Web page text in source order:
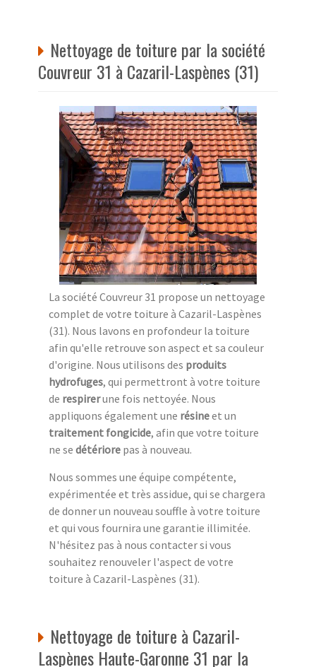
Nettoyage de toiture par la société
Couvreur 31 à Cazaril-Laspènes (31)
La société Couvreur 31 propose un nettoyage
complet de votre toiture à Cazaril-Laspènes
(31). Nous lavons en profondeur la toiture
afin qu'elle retrouve son aspect et sa couleur
d'origine. Nous utilisons des produits
hydrofuges, qui permettront à votre toiture
de respirerune fois nettoyée. Nous
appliquons également une résineet un
traitement fongicide, afin que votre toiture
ne se détériore pas à nouveau.
Nous sommes une équipe compétente,
expérimentée et très assidue, qui se chargera
de donner un nouveau souffle à votre toiture
et qui vous fournira une garantie illimitée.
N'hésitez pas à nous contacter si vous
souhaitez renouveler l'aspect de votre
toiture à Cazaril-Laspènes (31).
Nettoyage de toiture à Cazaril-
Laspènes Haute-Garonne 31 par la